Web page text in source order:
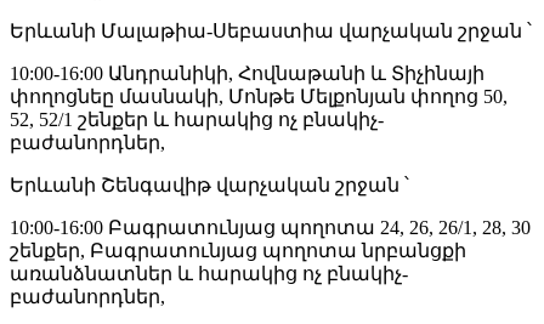
Երևանի Մալաթիա-Սեբաստիա վարչական շրջան ՝
10:00-16:00 Անդրանիկի, Հովնաթանի և Տիչինայի
փողոցնեը մասնակի, Մոնթե Մելքոնյան փողոց 50,
52, 52/1 շենքեր և հարակից ոչ բնակիչ-
բաժանորդներ,
Երևանի Շենգավիթ վարչական շրջան ՝
10:00-16:00 Բագրատունյաց պողոտա 24, 26, 26/1, 28, 30
շենքեր, Բագրատունյաց պողոտա նրբանցքի
առանձնատներ և հարակից ոչ բնակիչ-
բաժանորդներ,